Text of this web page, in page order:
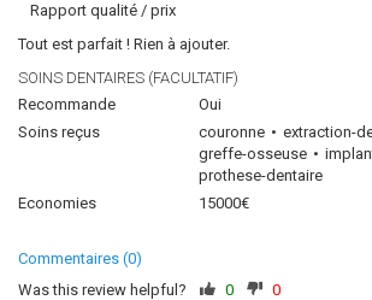
Rapport qualité / prix
Tout est parfait ! Rien à ajouter.
SOINS DENTAIRES (FACULTATIF)
Recommande
Oui
Soins reçus
couronne
extraction-
greffe-osseuse
prothese-dentaire
Economies
15000€
Commentaires (0)
Was this review helpful?
0 0